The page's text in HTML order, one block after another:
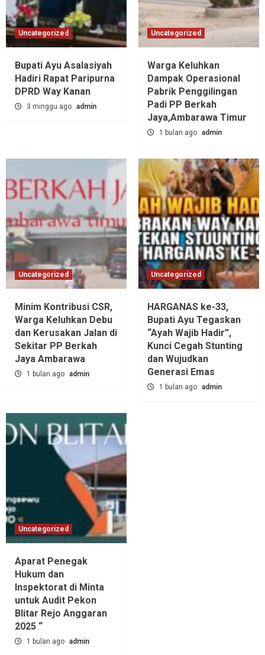
Uncategorized
Bupati Ayu Asalasiyah
Hadiri Rapat Paripurna
DPRD Way Kanan
3 minggu ago admin
Uncategorized
Warga Keluhkan
Dampak Operasional
Pabrik Penggilingan
Padi PP Berkah
Jaya,‎Ambarawa Timur
1 bulan ago admin
Uncategorized
Minim Kontribusi CSR,
Warga Keluhkan Debu
dan Kerusakan Jalan di
Sekitar PP Berkah
Jaya Ambarawa‎
1 bulan ago admin
Uncategorized
HARGANAS ke-33,
Bupati Ayu Tegaskan
“Ayah Wajib Hadir”,
Kunci Cegah Stunting
dan Wujudkan
Generasi Emas
1 bulan ago admin
Uncategorized
Aparat Penegak
Hukum dan
Inspektorat di Minta
untuk Audit Pekon
Blitar Rejo Anggaran
2025 “
1 bulan ago admin